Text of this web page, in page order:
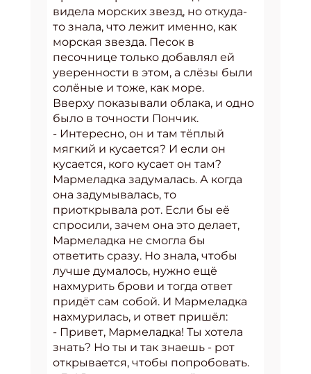
видела морских звезд, но откуда-
то знала, что лежит именно, как
морская звезда. Песок в
песочнице только добавлял ей
уверенности в этом, а слёзы были
солёные и тоже, как море.
Вверху показывали облака, и одно
было в точности Пончик.
- Интересно, он и там тёплый
мягкий и кусается? И если он
кусается, кого кусает он там?
Мармеладка задумалась. А когда
она задумывалась, то
приоткрывала рот. Если бы её
спросили, зачем она это делает,
Мармеладка не смогла бы
ответить сразу. Но знала, чтобы
лучше думалось, нужно ещё
нахмурить брови и тогда ответ
придёт сам собой. И Мармеладка
нахмурилась, и ответ пришёл:
- Привет, Мармеладка! Ты хотела
знать? Но ты и так знаешь - рот
открывается, чтобы попробовать.